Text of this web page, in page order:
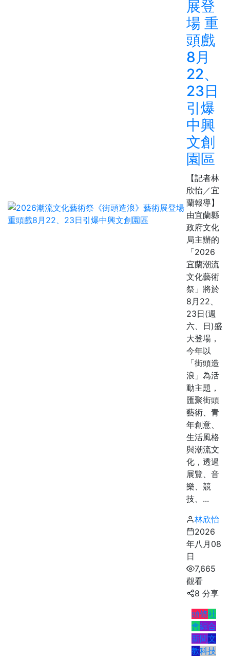
展登
場 重
頭戲
8月
22、
23日
引爆
中興
文創
園區
【記者林
欣怡／宜
蘭報導】
由宜蘭縣
政府文化
局主辦的
「2026
宜蘭潮流
文化藝術
祭」將於
8月22、
23日(週
六、日)盛
大登場，
今年以
「街頭造
浪」為活
動主題，
匯聚街頭
藝術、青
年創意、
生活風格
與潮流文
化，透過
展覽、音
樂、競
技、...
林欣怡
2026
年八月08
日
7,665
觀看
8 分享
頭條社
會綜合
新聞文
教科技